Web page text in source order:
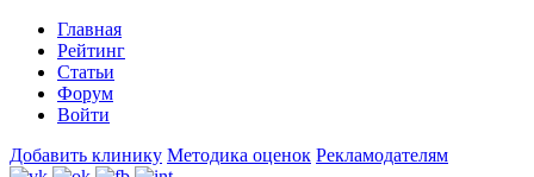
Главная
Рейтинг
Статьи
Форум
Войти
Добавить клинику Методика оценок Рекламодателям